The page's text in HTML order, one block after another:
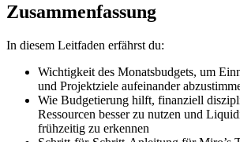
Zusammenfassung
In diesem Leitfaden erfährst du:
Wichtigkeit des Monatsbudgets, um
und Projektziele aufeinander
Wie Budgetierung hilft, finanziell
Ressourcen besser zu nutzen und
frühzeitig zu erkennen